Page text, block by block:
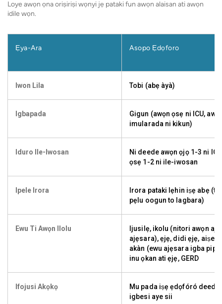
Loye awọn ọna oriṣiriṣi wọnyi jẹ pataki fun awọn alaisan ati awọn
idile wọn.
Ẹya-Ara Asopo Ẹdọforo
Iwon Lila Tobi (abẹ àyà)
Igbapada
Gigun (awọn ọsẹ ni ICU,
imularada ni kikun)
Iduro Ile-Iwosan
Ni deede awọn ọjọ 1-3 ni
ọsẹ 1-2 ni ile-iwosan
Ipele Irora
Irora pataki lẹhin iṣẹ abẹ (ti
pẹlu oogun to lagbara)
Ewu Ti Awọn Ilolu
Ijusilẹ, ikolu (nitori awọn
ajẹsara), ẹjẹ, didi ẹjẹ,
akàn (ewu ajẹsara igba
inu ọkan ati ẹjẹ, GERD
Ifojusi Akọkọ
Mu pada iṣẹ ẹdọfóró
igbesi aye sii